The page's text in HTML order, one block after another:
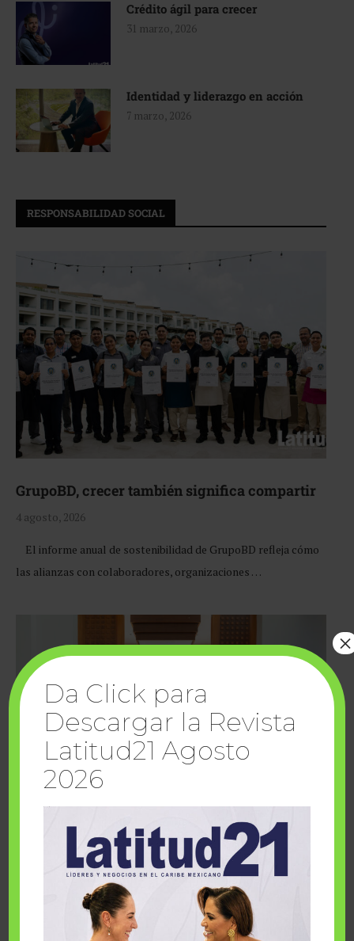
Crédito ágil para crecer
31 marzo, 2026
Identidad y liderazgo en acción
7 marzo, 2026
RESPONSABILIDAD SOCIAL
GrupoBD, crecer también significa compartir
4 agosto, 2026
El informe anual de sostenibilidad de GrupoBD refleja cómo
las alianzas con colaboradores, organizaciones …
Cuando la solidaridad inspira; cumplen
sueños Fairmont Mayakoba y Make-A-Wish
Da Click para
Descargar la Revista
Latitud21 Agosto
2026
×